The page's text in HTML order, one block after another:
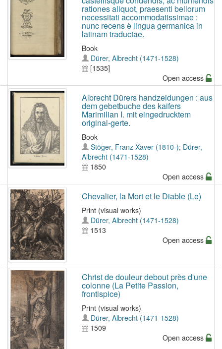
rationes aliquot, praesenti bellorum
necessitati accommodatissimae :
nunc recens è lingua germanica in
latinam traductae.
Book
Dürer, Albrecht (1471-1528)
[1535]
Open access
Albrecht Dürers handzeidungen : aus
dem gebetbuche des kaifers
Marimilian I. mit eingedrucktem
original-gerte.
Book
Stöger, Franz Xaver (1810-); Dürer,
Albrecht (1471-1528)
1850
Open access
Chevalier, la Mort et le Diable (Le)
Print (visual works)
Dürer, Albrecht (1471-1528)
1513
Open access
Christ de douleur debout près d'une
colonne (La Petite Passion,
frontispice)
Print (visual works)
Dürer, Albrecht (1471-1528)
1509
Open access